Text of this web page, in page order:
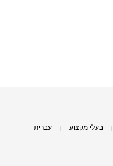
בעלי מקצוע עברית